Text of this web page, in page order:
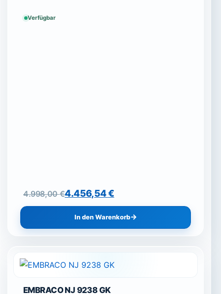
Verfügbar
4.998,00€
Ursprünglicher Preis war: 4.998,00 €
4.456,54€
Aktueller Preis ist: 4.456,54 €.
In den Warenkorb
EMBRACO NJ 9238 GK